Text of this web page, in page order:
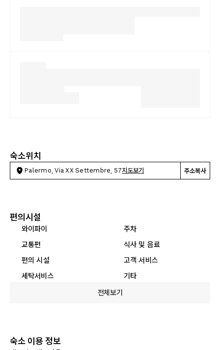
숙소위치
Palermo, Via XX Settembre, 57지도보기 주소복사
편의시설
와이파이
주차
교통편
식사 및 음료
편의 시설
고객 서비스
세탁서비스
기타
전체보기
숙소 이용 정보